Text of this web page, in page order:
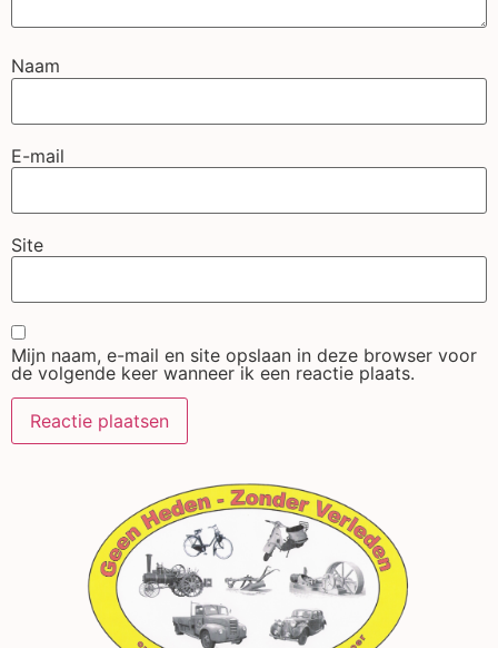
Naam
E-mail
Site
Mijn naam, e-mail en site opslaan in deze browser voor
de volgende keer wanneer ik een reactie plaats.